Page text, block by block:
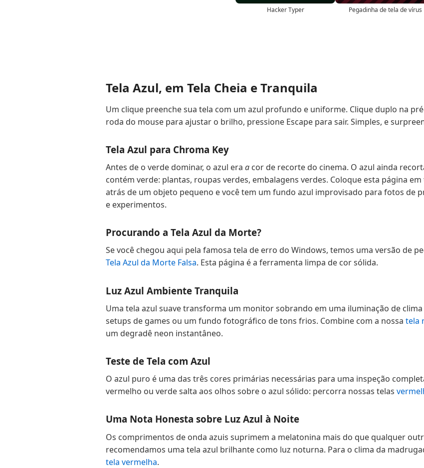
Hacker Typer Pegadinha de tela de vírus
Tela Azul, em Tela Cheia e Tranquila
Um clique preenche sua tela com um azul profundo e uniforme. Clique duplo na
roda do mouse para ajustar o brilho, pressione Escape para sair. Simples, e
Tela Azul para Chroma Key
Antes de o verde dominar, o azul era a cor de recorte do cinema. O azul ainda
contém verde: plantas, roupas verdes, embalagens verdes. Coloque esta página
atrás de um objeto pequeno e você tem um fundo azul improvisado para fotos de
e experimentos.
Procurando a Tela Azul da Morte?
Se você chegou aqui pela famosa tela de erro do Windows, temos uma versão de
Tela Azul da Morte Falsa. Esta página é a ferramenta limpa de cor sólida.
Luz Azul Ambiente Tranquila
Uma tela azul suave transforma um monitor sobrando em uma iluminação de
setups de games ou um fundo fotográfico de tons frios. Combine com a nossa tela
um degradê neon instantâneo.
Teste de Tela com Azul
O azul puro é uma das três cores primárias necessárias para uma inspeção
vermelho ou verde salta aos olhos sobre o azul sólido: percorra nossas telas
Uma Nota Honesta sobre Luz Azul à Noite
Os comprimentos de onda azuis suprimem a melatonina mais do que qualquer
recomendamos uma tela azul brilhante como luz noturna. Para o clima da
tela vermelha.